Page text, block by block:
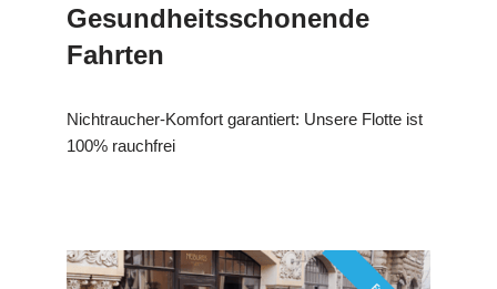
Gesundheitsschonende
Fahrten
Nichtraucher-Komfort garantiert: Unsere Flotte ist
100% rauchfrei